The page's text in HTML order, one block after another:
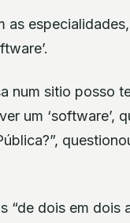
as
num sitio posso
um ‘software’,
“de dois em dois